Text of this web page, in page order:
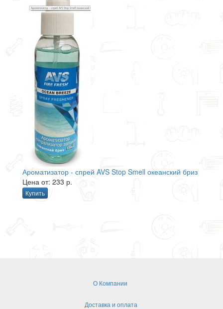
Ароматизатор - спрей AVS Stop Smell океанский бриз
Цена от: 233 р.
Купить
О Компании
Доставка и оплата